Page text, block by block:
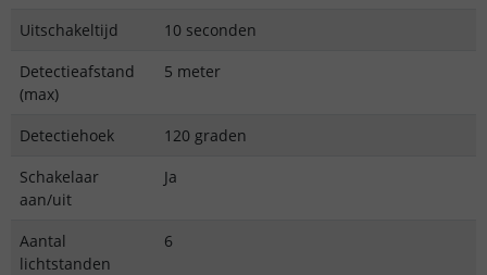
Uitschakeltijd
10 seconden
Detectieafstand
(max)
5 meter
Detectiehoek
120 graden
Schakelaar
aan/uit
Ja
Aantal
lichtstanden
6